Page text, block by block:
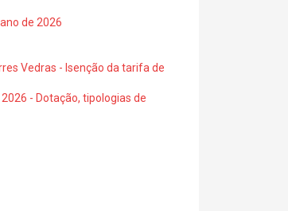
de 2026
Vedras - Isenção da tarifa de
- Dotação, tipologias de